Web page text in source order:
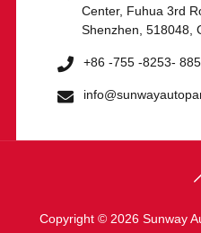
Center, Fuhua 3rd
Shenzhen, 518048,
+86 -755 -8253-
Copyright © 2026 Sunway